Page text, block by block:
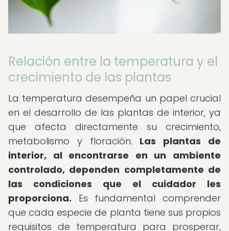
Relación entre la temperatura y el
crecimiento de las plantas
La temperatura desempeña un papel crucial
en el desarrollo de las plantas de interior, ya
que afecta directamente su crecimiento,
metabolismo y floración. Las plantas de
interior, al encontrarse en un ambiente
controlado, dependen completamente de
las condiciones que el cuidador les
proporciona. Es fundamental comprender
que cada especie de planta tiene sus propios
requisitos de temperatura para prosperar,